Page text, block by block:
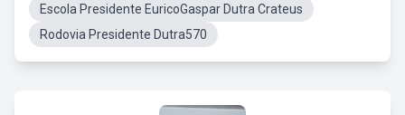
Escola Presidente EuricoGaspar Dutra Crateus
Rodovia Presidente Dutra570